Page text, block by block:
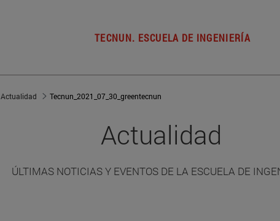
TECNUN. ESCUELA DE INGENIERÍA
Actualidad Tecnun_2021_07_30_greentecnun
Actualidad
ÚLTIMAS NOTICIAS Y EVENTOS DE LA ESCUELA DE